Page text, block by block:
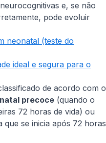
e, se não
pode evoluir
neonatal (teste do
ideal e segura para o
de acordo com o
precoce (quando o
72 horas de vida) ou
que se inicia após 72 horas